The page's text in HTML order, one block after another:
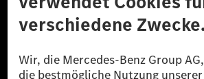
© 2026 Mercedes-Benz Group AG. Alle Rechte